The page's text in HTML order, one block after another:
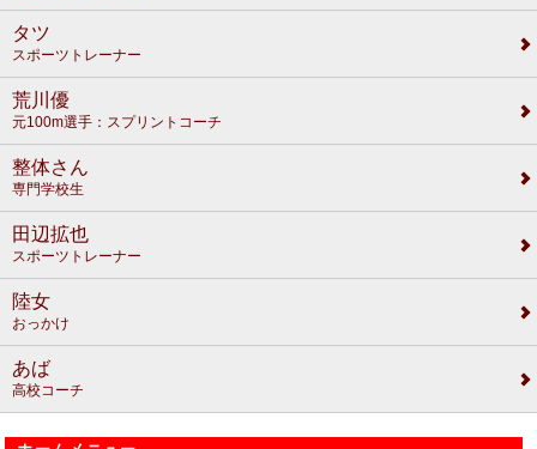
タツ
スポーツトレーナー
荒川優
元100m選手：スプリントコーチ
整体さん
専門学校生
田辺拡也
スポーツトレーナー
陸女
おっかけ
あば
高校コーチ